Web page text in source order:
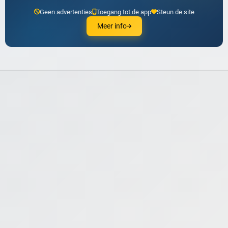
Geen advertenties Toegang tot de app Steun de site
Meer info